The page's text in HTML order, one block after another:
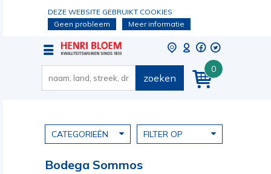
DEZE WEBSITE GEBRUIKT COOKIES
Geen probleem
Meer informatie
0
zoeken
CATEGORIEËN FILTER OP
Bodega Sommos